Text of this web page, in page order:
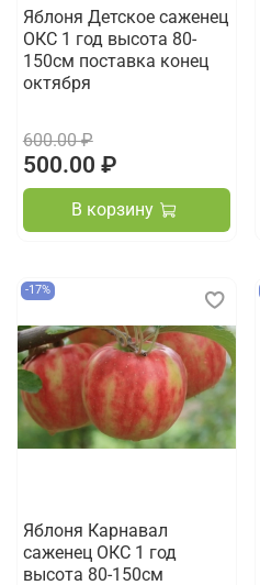
Яблоня Детское саженец
ОКС 1 год высота 80-
150см поставка конец
октября
600.00 ₽
500.00 ₽
В корзину
-17%
Яблоня Карнавал
саженец ОКС 1 год
высота 80-150см